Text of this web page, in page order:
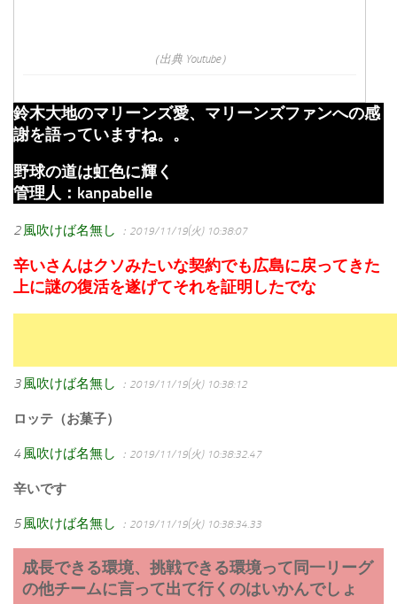
（出典 Youtube）
鈴木大地のマリーンズ愛、マリーンズファンへの感
謝を語っていますね。。
野球の道は虹色に輝く
管理人：kanpabelle
2 風吹けば名無し ：2019/11/19(火) 10:38:07
辛いさんはクソみたいな契約でも広島に戻ってきた
上に謎の復活を遂げてそれを証明したでな
3 風吹けば名無し ：2019/11/19(火) 10:38:12
ロッテ（お菓子）
4 風吹けば名無し ：2019/11/19(火) 10:38:32.47
辛いです
5 風吹けば名無し ：2019/11/19(火) 10:38:34.33
成長できる環境、挑戦できる環境って同一リーグ
の他チームに言って出て行くのはいかんでしょ